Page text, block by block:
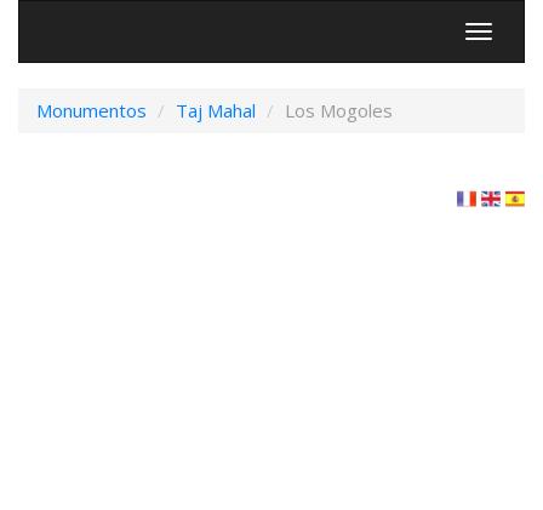
Menú
Monumentos Taj Mahal Los Mogoles